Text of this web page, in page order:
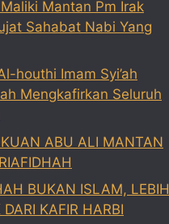
Mantan Pm Irak
Sahabat Nabi Yang
houthi Imam Syi’ah
Mengkafirkan Seluruh
ABU ALI MANTAN
BUKAN ISLAM, LEBIH
DARI KAFIR HARBI